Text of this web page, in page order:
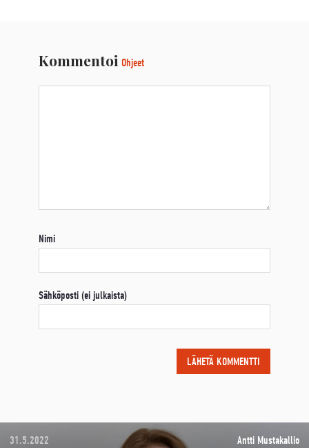
Kommentoi Ohjeet
Nimi
Sähköposti (ei julkaista)
31.5.2022 Antti Mustakallio